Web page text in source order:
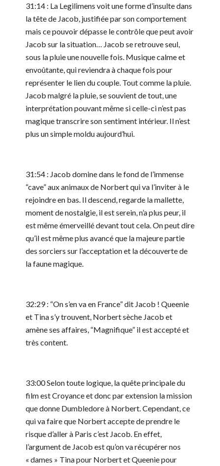
31:14 : La Legilimens voit une forme d’insulte dans
la tête de Jacob, justifiée par son comportement
mais ce pouvoir dépasse le contrôle que peut avoir
Jacob sur la situation… Jacob se retrouve seul,
sous la pluie une nouvelle fois. Musique calme et
envoûtante, qui reviendra à chaque fois pour
représenter le lien du couple. Tout comme la pluie.
Jacob malgré la pluie, se souvient de tout, une
interprétation pouvant même si celle-ci n’est pas
magique transcrire son sentiment intérieur. Il n’est
plus un simple moldu aujourd’hui.
31:54 : Jacob domine dans le fond de l’immense
“cave” aux animaux de Norbert qui va l’inviter à le
rejoindre en bas. Il descend, regarde la mallette,
moment de nostalgie, il est serein, n’a plus peur, il
est même émerveillé devant tout cela. On peut dire
qu’il est même plus avancé que la majeure partie
des sorciers sur l’acceptation et la découverte de
la faune magique.
32:29 : “On s’en va en France” dit Jacob ! Queenie
et Tina s’y trouvent, Norbert sèche Jacob et
amène ses affaires, “Magnifique” il est accepté et
très content.
33:00 Selon toute logique, la quête principale du
film est Croyance et donc par extension la mission
que donne Dumbledore à Norbert. Cependant, ce
qui va faire que Norbert accepte de prendre le
risque d’aller à Paris c’est Jacob. En effet,
l’argument de Jacob est qu’on va récupérer nos
« dames » Tina pour Norbert et Queenie pour